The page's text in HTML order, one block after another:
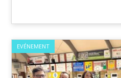
EVÉNEMENT